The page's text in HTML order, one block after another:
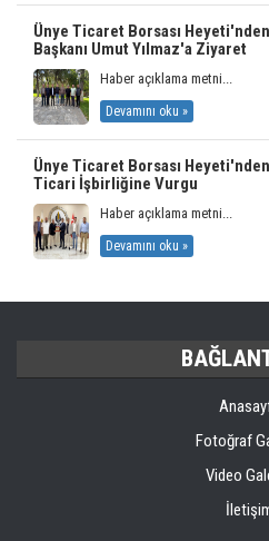
Ünye Ticaret Borsası
Başkanı Umut Yılmaz'a Ziyaret
Haber açıklama metni...
Devamını oku »
Ünye Ticaret Borsası
Ticari İşbirliğine Vurgu
Haber açıklama metni...
Devamını oku »
Fotoğraf
Video